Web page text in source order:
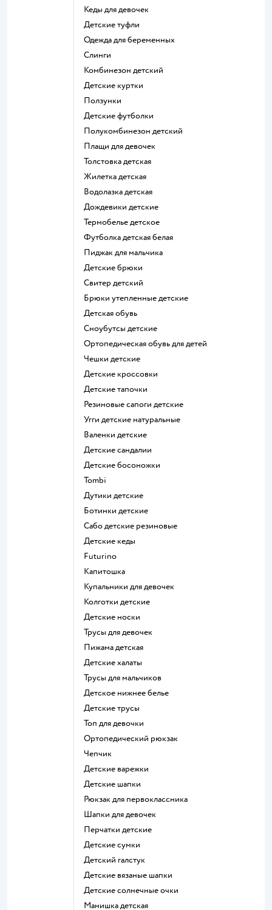
Кеды для девочек
Детские туфли
Одежда для беременных
Слинги
Комбинезон детский
Детские куртки
Ползунки
Детские футболки
Полукомбинезон детский
Плащи для девочек
Толстовка детская
Жилетка детская
Водолазка детская
Дождевики детские
Термобелье детское
Футболка детская белая
Пиджак для мальчика
Детские брюки
Свитер детский
Брюки утепленные детские
Детская обувь
Сноубутсы детские
Ортопедическая обувь для детей
Чешки детские
Детские кроссовки
Детские тапочки
Резиновые сапоги детские
Угги детские натуральные
Валенки детские
Детские сандалии
Детские босоножки
Tombi
Дутики детские
Ботинки детские
Сабо детские резиновые
Детские кеды
Futurino
Капитошка
Купальники для девочек
Колготки детские
Детские носки
Трусы для девочек
Пижама детская
Детские халаты
Трусы для мальчиков
Детское нижнее белье
Детские трусы
Топ для девочки
Ортопедический рюкзак
Чепчик
Детские варежки
Детские шапки
Рюкзак для первоклассника
Шапки для девочек
Перчатки детские
Детские сумки
Детский галстук
Детские вязаные шапки
Детские солнечные очки
Манишка детская